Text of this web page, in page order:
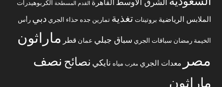
الشرق الأوسط القاهرة القدم المسطحة الكربوهيدرات
الملابس الرياضية بروتينات تغذية تمارين جده حذاء الجري دبي رأس
الخيمة رمضان سباقات الجري سباق جبلي عمان قطر ماراثون
مصر معدات الجري مغرب مياه نايكي نصائح نصف
ماراثون